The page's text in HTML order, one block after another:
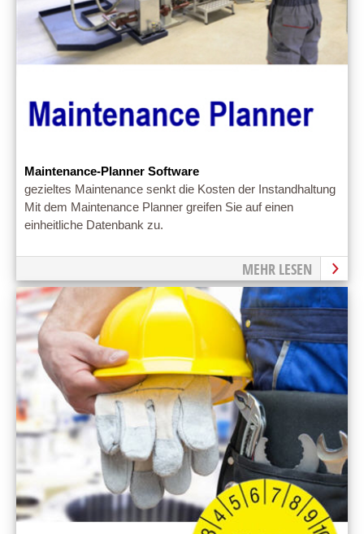
Maintenance-Planner Software
gezieltes Maintenance senkt die Kosten der Instandhaltung
Mit dem Maintenance Planner greifen Sie auf einen
einheitliche Datenbank zu.
MEHR LESEN